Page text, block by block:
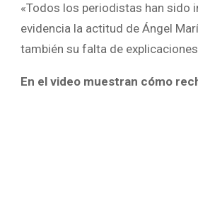
«Todos los periodistas han sido
evidencia la actitud de Ángel
también su falta de
En el video muestran cómo